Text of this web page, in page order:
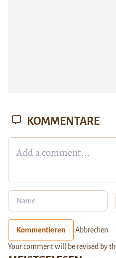
KOMMENTARE
Kommentieren Abbrechen
Your comment will be revised by